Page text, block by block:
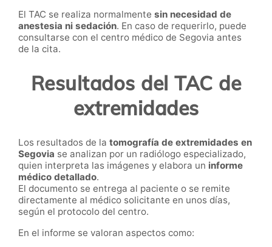
El TAC se realiza normalmente sin necesidad de
anestesia ni sedación. En caso de requerirlo, puede
consultarse con el centro médico de Segovia antes
de la cita.
Resultados del TAC de
extremidades
Los resultados de la tomografía de extremidades en
Segovia se analizan por un radiólogo especializado,
quien interpreta las imágenes y elabora un informe
médico detallado.
El documento se entrega al paciente o se remite
directamente al médico solicitante en unos días,
según el protocolo del centro.
En el informe se valoran aspectos como: